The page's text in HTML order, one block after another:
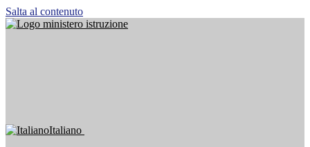
Salta al contenuto
Italiano